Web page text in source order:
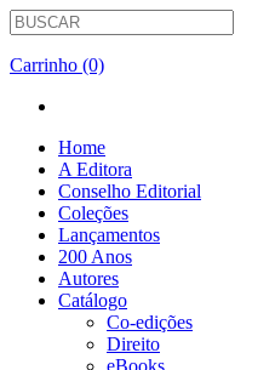
Carrinho (0)
Home
A Editora
Conselho Editorial
Coleções
Lançamentos
200 Anos
Autores
Catálogo
Co-edições
Direito
eBooks